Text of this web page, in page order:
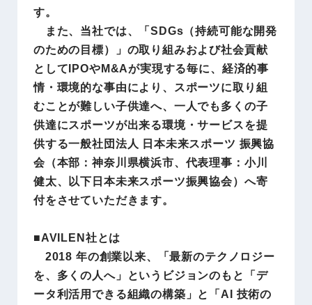
す。
また、当社では、「SDGs（持続可能な開発
のための目標）」の取り組みおよび社会貢献
としてIPOやM&Aが実現する毎に、経済的事
情・環境的な事由により、スポーツに取り組
むことが難しい子供達へ、一人でも多くの子
供達にスポーツが出来る環境・サービスを提
供する一般社団法人 日本未来スポーツ 振興協
会（本部：神奈川県横浜市、代表理事：小川
健太、以下日本未来スポーツ振興協会）へ寄
付をさせていただきます。
■AVILEN社とは
2018 年の創業以来、「最新のテクノロジー
を、多くの人へ」というビジョンのもと「デ
ータ利活用できる組織の構築」と「AI 技術の